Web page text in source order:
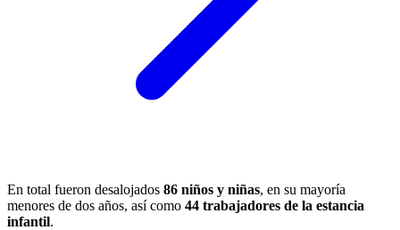
En total fueron desalojados 86 niños y niñas, en su mayoría
menores de dos años, así como 44 trabajadores de la estancia
infantil.